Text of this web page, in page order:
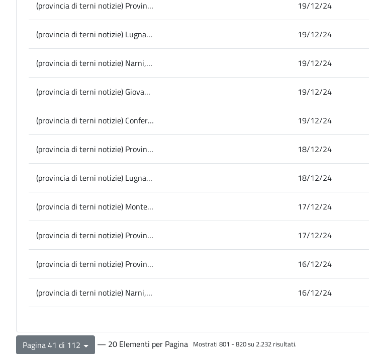
(provincia di terni notizie) Provincia, l’Assemblea dei Sindaci ha espresso parere favorevole al bilancio di previsione 2025-2027 19/12/24
(provincia di terni notizie) Lugnano in Teverina, le iniziative di Natale promosse dal Comune 19/12/24
(provincia di terni notizie) Narni, domenica l’inaugurazione a Narni scalo del decimo murale dedicato ai divi del cinema 19/12/24
(provincia di terni notizie) Giovani, sabato all’Istituto superiore Classico e Artistico l’iniziativa “Sport, alimentazione e benessere” promosso dalla Provincia insieme alla Fondazione Cotarella 19/12/24
(provincia di terni notizie) Conferenza stampa in Provincia della Presidente Pernazza per bilanci di fine anno e fine mandato – lunedì 23 dicembre 19/12/24
(provincia di terni notizie) Provincia, al via domani l’iter per l’approvazione del bilancio di previsione 2025-2027 18/12/24
(provincia di terni notizie) Lugnano in Teverina, torna il Presepe Vivente in quattro date e con percorso rinnovato 18/12/24
(provincia di terni notizie) Montecchio, il messaggio di Natale del Sindaco Gori alle scuole 17/12/24
(provincia di terni notizie) Provincia, via all’adeguamento dei ponti stradali: pronto il progetto per quello sulla Sp 11 ad Attigliano 17/12/24
(provincia di terni notizie) Provincia, firmato oggi il protocollo d’intesa con la Fondazione Umbria contro l’usura 16/12/24
(provincia di terni notizie) Narni, al teatro Manini la Giornata dello Sport e il premio Atleta dell’Anno 16/12/24
Pagina 41 di 112 — 20 Elementi per Pagina Mostrati 801 - 820 su 2.232 risultati.